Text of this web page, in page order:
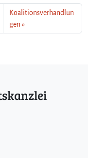
Koalitionsverhandlun
gen